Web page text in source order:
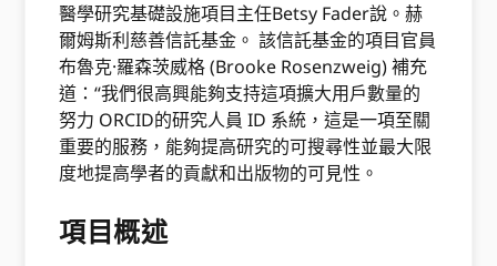
醫學研究基礎設施項目主任Betsy Fader說。赫
爾姆斯利慈善信託基金。 該信託基金的項目官員
布魯克·羅森茨威格 (Brooke Rosenzweig) 補充
道：“我們很高興能夠支持這項擴大用戶數量的
努力 ORCID的研究人員 ID 系統，這是一項至關
重要的服務，能夠提高研究的可搜尋性並最大限
度地提高學者的貢獻和出版物的可見性。
項目概述